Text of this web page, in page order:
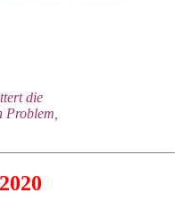
die
Problem,